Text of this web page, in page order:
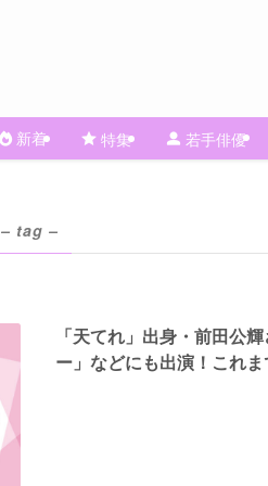
新着 特集 若手俳優
– tag –
「天てれ」出身・前田公
ー」などにも出演！これ